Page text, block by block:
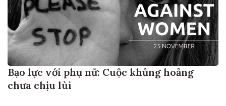
Bạo lực với phụ nữ: Cuộc khủng hoảng
chưa chịu lùi